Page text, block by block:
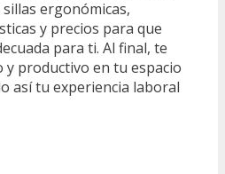
ergonómicas,
y precios para que
para ti. Al final, te
y productivo en tu espacio
así tu experiencia laboral